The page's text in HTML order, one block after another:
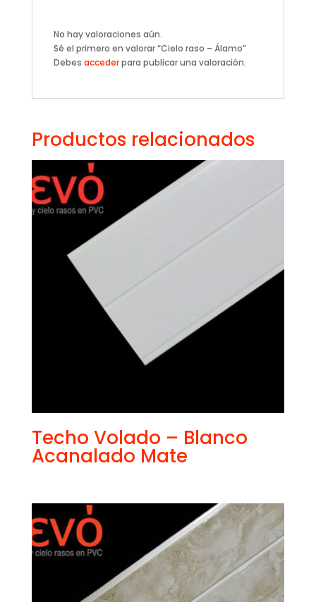
No hay valoraciones aún.
Sé el primero en valorar “Cielo raso – Álamo”
Debes accederpara publicar una valoración.
Productos relacionados
Techo Volado – Blanco
Acanalado Mate